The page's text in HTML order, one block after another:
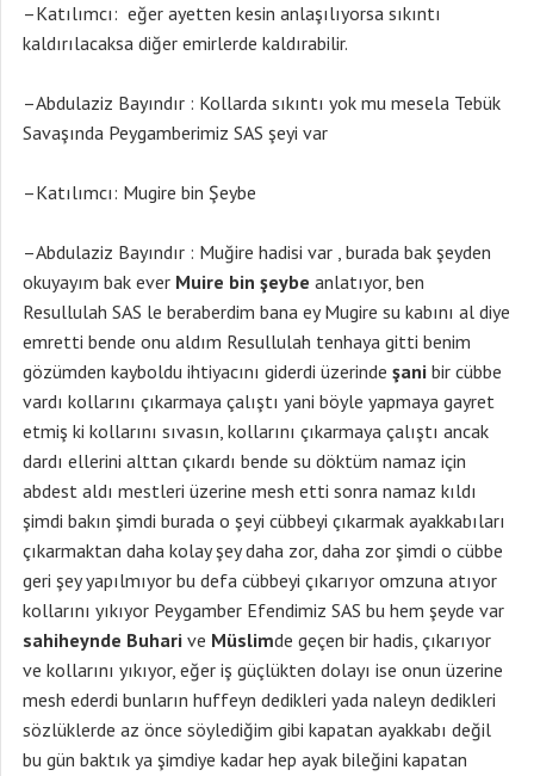
–Katılımcı: eğer ayetten kesin anlaşılıyorsa sıkıntı
kaldırılacaksa diğer emirlerde kaldırabilir.
–Abdulaziz Bayındır : Kollarda sıkıntı yok mu mesela Tebük
Savaşında Peygamberimiz SAS şeyi var
–Katılımcı: Mugire bin Şeybe
–Abdulaziz Bayındır : Muğire hadisi var , burada bak şeyden
okuyayım bak ever Muire bin şeybe anlatıyor, ben
Resullulah SAS le beraberdim bana ey Mugire su kabını al diye
emretti bende onu aldım Resullulah tenhaya gitti benim
gözümden kayboldu ihtiyacını giderdi üzerinde şani bir cübbe
vardı kollarını çıkarmaya çalıştı yani böyle yapmaya gayret
etmiş ki kollarını sıvasın, kollarını çıkarmaya çalıştı ancak
dardı ellerini alttan çıkardı bende su döktüm namaz için
abdest aldı mestleri üzerine mesh etti sonra namaz kıldı
şimdi bakın şimdi burada o şeyi cübbeyi çıkarmak ayakkabıları
çıkarmaktan daha kolay şey daha zor, daha zor şimdi o cübbe
geri şey yapılmıyor bu defa cübbeyi çıkarıyor omzuna atıyor
kollarını yıkıyor Peygamber Efendimiz SAS bu hem şeyde var
sahiheynde Buhari ve Müslimde geçen bir hadis, çıkarıyor
ve kollarını yıkıyor, eğer iş güçlükten dolayı ise onun üzerine
mesh ederdi bunların huffeyn dedikleri yada naleyn dedikleri
sözlüklerde az önce söylediğim gibi kapatan ayakkabı değil
bu gün baktık ya şimdiye kadar hep ayak bileğini kapatan